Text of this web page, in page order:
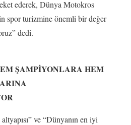
ederek, Dünya Motokros
spor turizmine önemli bir değer
dedi.
ŞAMPİYONLARA HEM
ve “Dünyanın en iyi